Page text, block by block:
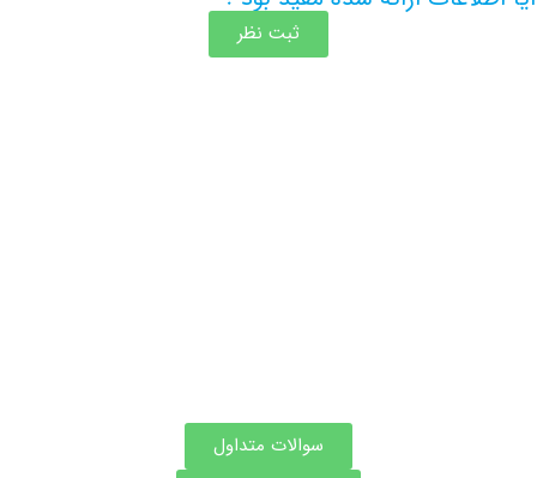
ثبت نظر
سوالات متداول